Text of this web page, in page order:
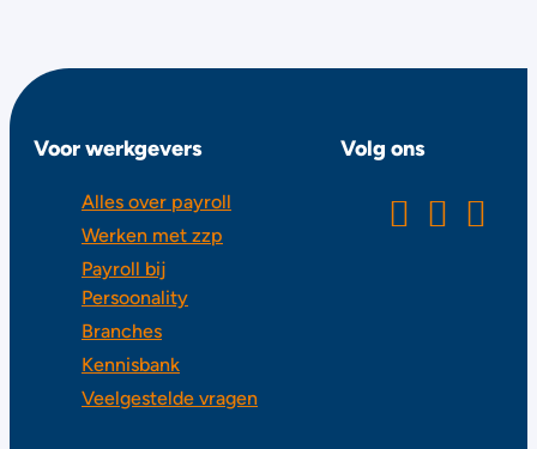
Voor werkgevers
Alles over payroll
Werken met zzp
Payroll bij
Persoonality
Branches
Kennisbank
Veelgestelde vragen
Volg ons